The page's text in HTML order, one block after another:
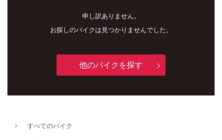
申し訳ありません。
お探しのバイクは見つかりませんでした。
他のバイクを探す
すべてのバイク
新車